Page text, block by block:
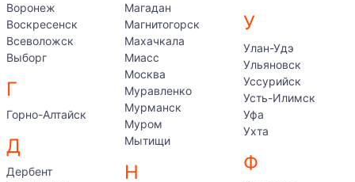
Воронеж
Воскресенск
Всеволожск
Выборг
Г
Горно-Алтайск
Д
Дербент
Магадан
Магнитогорск
Махачкала
Миасс
Москва
Муравленко
Мурманск
Муром
Мытищи
Н
У
Улан-Удэ
Ульяновск
Уссурийск
Усть-Илимск
Уфа
Ухта
Ф